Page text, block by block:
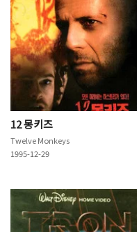
12 몽키즈
Twelve Monkeys
1995-12-29